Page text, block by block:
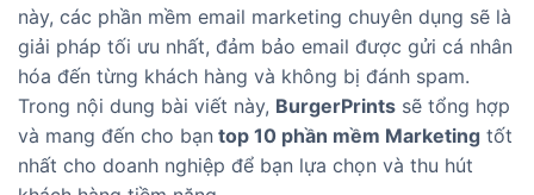
này, các phần mềm email marketing chuyên dụng sẽ là
giải pháp tối ưu nhất, đảm bảo email được gửi cá nhân
hóa đến từng khách hàng và không bị đánh spam.
Trong nội dung bài viết này, BurgerPrints sẽ tổng hợp
và mang đến cho bạn top 10 phần mềm Marketing tốt
nhất cho doanh nghiệp để bạn lựa chọn và thu hút